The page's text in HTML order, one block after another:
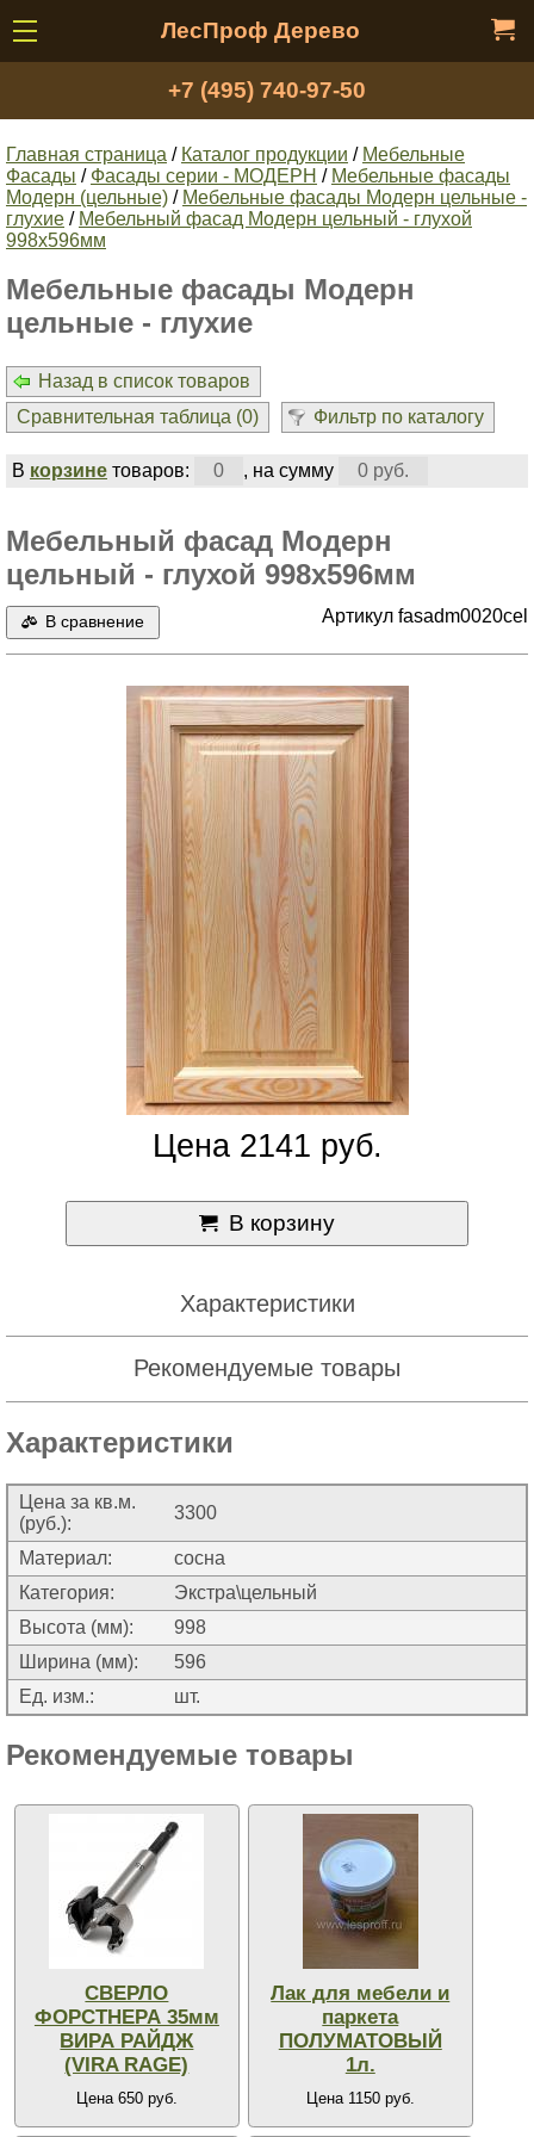
ЛесПроф Дерево
+7 (495) 740-97-50
Главная страница / Каталог продукции / Мебельные
Фасады / Фасады серии - МОДЕРН / Мебельные фасады
Модерн (цельные) / Мебельные фасады Модерн цельные -
глухие / Мебельный фасад Модерн цельный - глухой
998x596мм
Мебельные фасады Модерн
цельные - глухие
Назад в список товаров
Сравнительная таблица (0) Фильтр по каталогу
В корзинетоваров: 0 , на сумму 0 руб.
Мебельный фасад Модерн
цельный - глухой 998x596мм
В сравнение Артикул fasadm0020cel
Цена 2141 руб.
В корзину
Характеристики
Рекомендуемые товары
Характеристики
Цена за кв.м.
(руб.):
3300
Материал:
сосна
Категория:
Экстра\цельный
Высота (мм):
998
Ширина (мм):
596
Ед. изм.:
шт.
Рекомендуемые товары
СВЕРЛО
ФОРСТНЕРА 35мм
ВИРА РАЙДЖ
(VIRA RAGE)
Цена 650 руб.
Лак для мебели и
паркета
ПОЛУМАТОВЫЙ
1л.
Цена 1150 руб.